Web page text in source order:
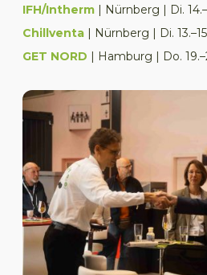
IFH/Intherm | Nürnberg | Di.
Chillventa | Nürnberg | Di.
GET NORD | Hamburg | Do.